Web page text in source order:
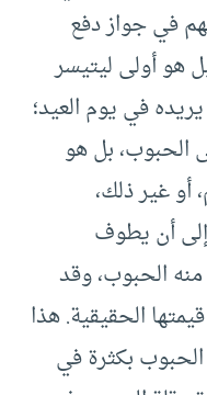
في جواز دفع
هو أولى ليتيسر
في يوم العيد؛
الحبوب، بل هو
أو غير ذلك،
أن يطوف
الحبوب، وقد
الحقيقية. هذا
بكثرة في